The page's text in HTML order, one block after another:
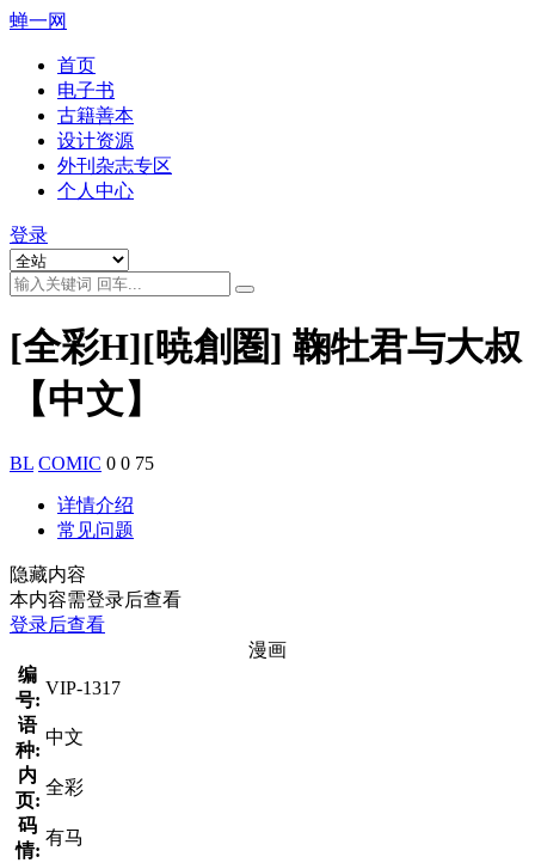
蝉一网
首页
电子书
古籍善本
设计资源
外刊杂志专区
个人中心
登录
[全彩H][暁創圏] 鞠牡君与大叔
【中文】
BL COMIC 0 0 75
详情介绍
常见问题
隐藏内容
本内容需登录后查看
登录后查看
漫画
编
号:
VIP-1317
语
种:
中文
内
页:
全彩
码
情:
有马